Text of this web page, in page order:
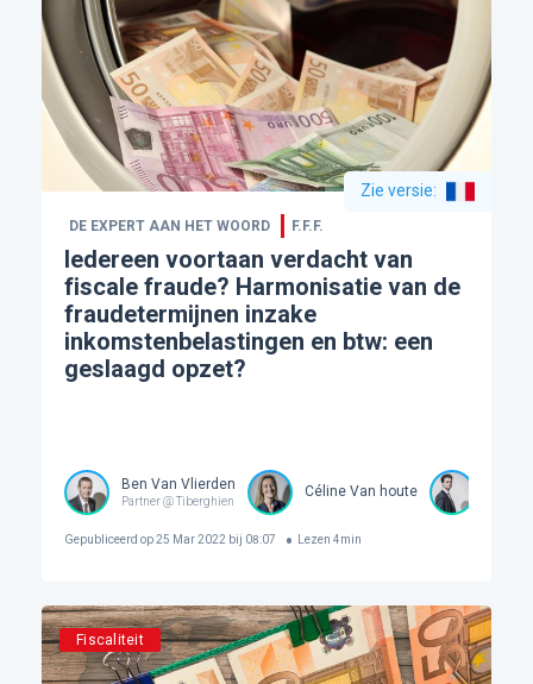
Zie versie:
DE EXPERT AAN HET WOORD F.F.F.
Iedereen voortaan verdacht van
fiscale fraude? Harmonisatie van de
fraudetermijnen inzake
inkomstenbelastingen en btw: een
geslaagd opzet?
Ben Van Vlierden
Partner @ Tiberghien
Céline Van houte
Gepubliceerd op25 Mar 2022 bij 08:07 Lezen 4min
Fiscaliteit